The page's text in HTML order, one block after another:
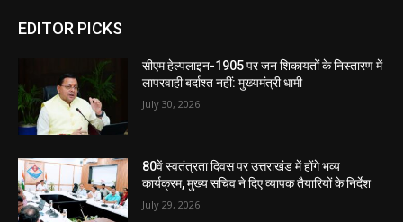
EDITOR PICKS
सीएम हेल्पलाइन-1905 पर जन शिकायतों के निस्तारण में
लापरवाही बर्दाश्त नहीं: मुख्यमंत्री धामी
July 30, 2026
80वें स्वतंत्रता दिवस पर उत्तराखंड में होंगे भव्य
कार्यक्रम, मुख्य सचिव ने दिए व्यापक तैयारियों के निर्देश
July 29, 2026